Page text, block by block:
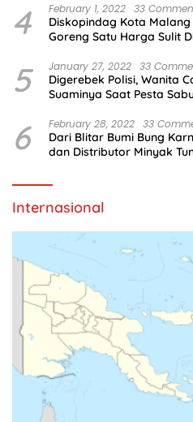
4 February 1, 2022 33
Diskopindag Kota
Goreng Satu Harga Sulit
5 January 27, 2022 33
Digerebek Polisi, Wanita
Suaminya Saat Pesta
6 February 28, 2022 33
Dari Blitar Bumi Bung
dan Distributor Minyak
Internasional